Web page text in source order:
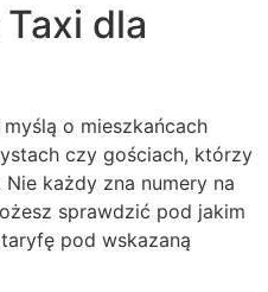
dla
o mieszkańcach
czy gościach, którzy
każdy zna numery na
sprawdzić pod jakim
pod wskazaną